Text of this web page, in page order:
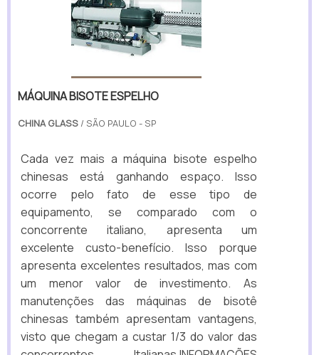
MÁQUINA BISOTE ESPELHO
CHINA GLASS / SÃO PAULO - SP
Cada vez mais a máquina bisote espelho
chinesas está ganhando espaço. Isso
ocorre pelo fato de esse tipo de
equipamento, se comparado com o
concorrente italiano, apresenta um
excelente custo-benefício. Isso porque
apresenta excelentes resultados, mas com
um menor valor de investimento. As
manutenções das máquinas de bisotê
chinesas também apresentam vantagens,
visto que chegam a custar 1/3 do valor das